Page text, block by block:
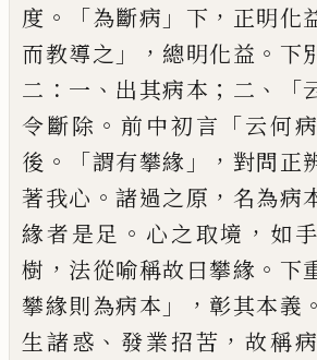
度 。 「為斷病 」 下 ， 正明化
而教導之 」， 總明化益 。 下
二 ： 一 、 出其病本 ； 二 、 「
令斷除 。前中初言 「云何
後 。「謂有攀緣 」， 對問正
著我心 。諸過之原 ， 名為病
緣者是足 。 心之取境 ， 如
樹 ， 法從喻稱故曰攀緣 。 下
攀緣則為病本 」， 彰其本義 。
生諸惑 、 發業招苦 ，故稱